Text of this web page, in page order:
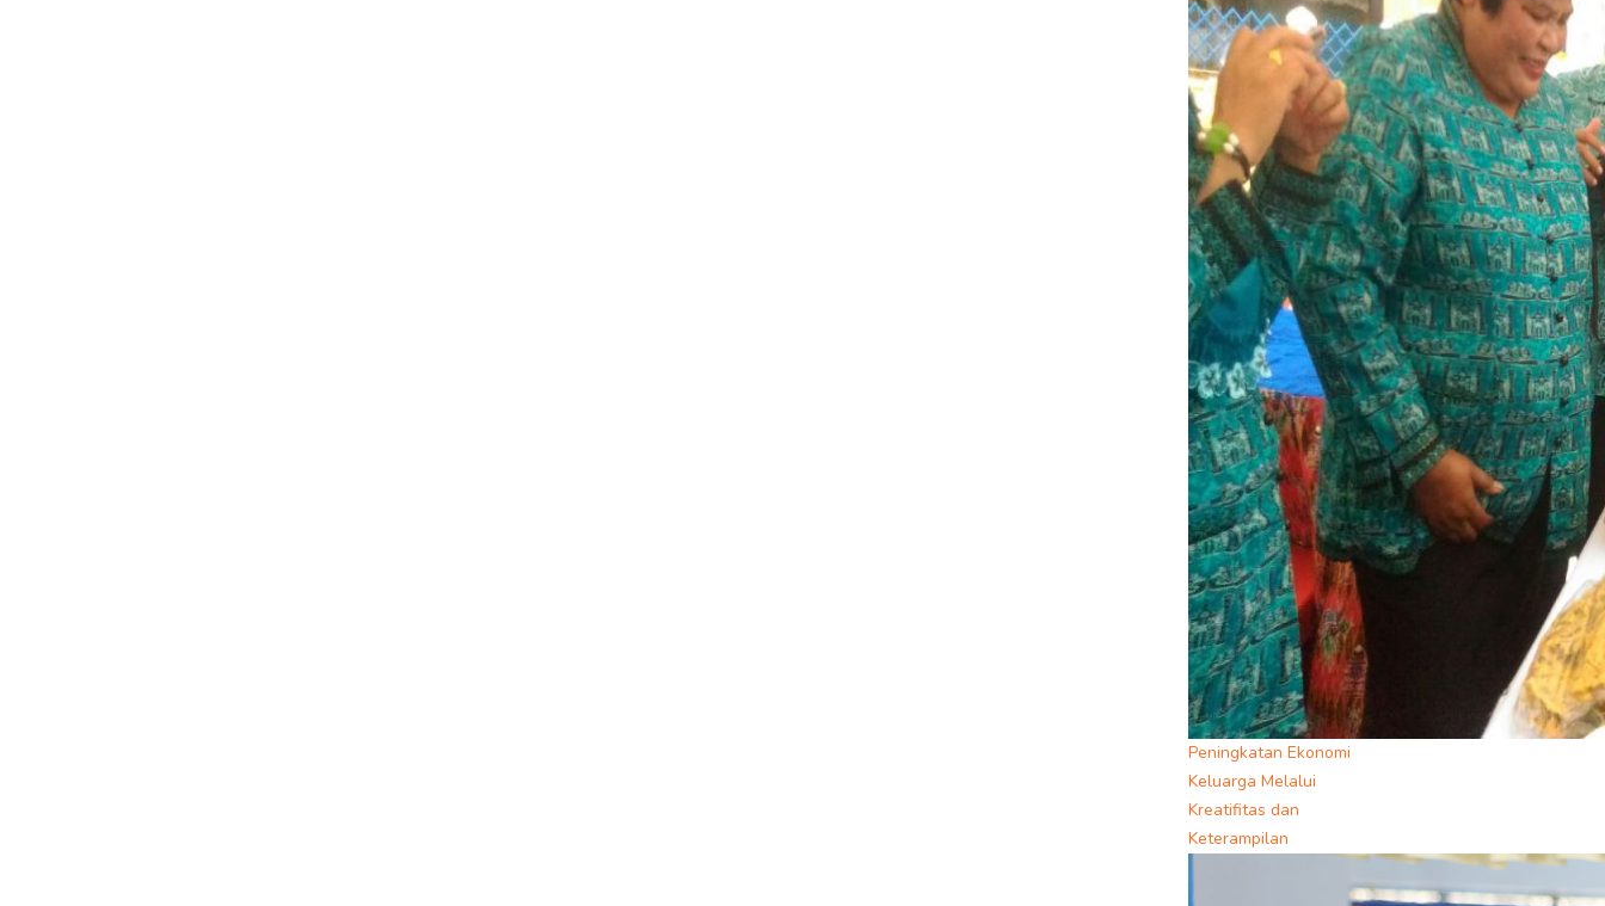
Peningkatan Ekonomi
Keluarga Melalui
Kreatifitas dan
Keterampilan